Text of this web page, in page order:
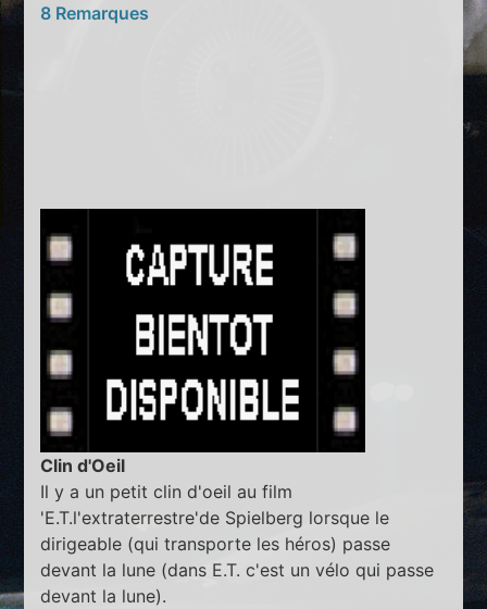
8 Remarques
Clin d'Oeil
Il y a un petit clin d'oeil au film
'E.T.l'extraterrestre'de Spielberg lorsque le
dirigeable (qui transporte les héros) passe
devant la lune (dans E.T. c'est un vélo qui passe
devant la lune).